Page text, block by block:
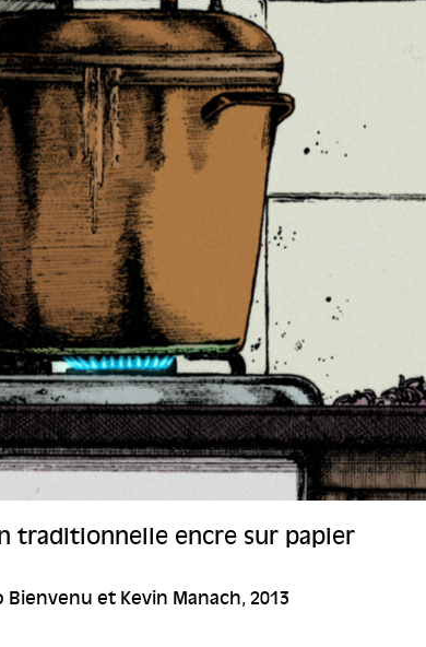
traditionnelle encre sur papier
et Kevin Manach, 2013